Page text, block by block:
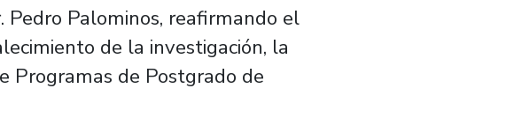
Pedro Palominos, reafirmando el
de la investigación, la
Programas de Postgrado de